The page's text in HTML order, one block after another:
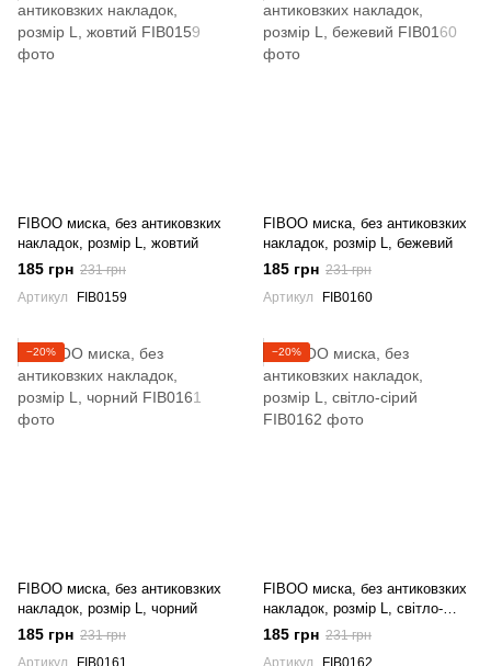
FIBOO миска, без антиковзких
накладок, розмір L, жовтий
185 грн 231 грн
Артикул
FIB0159
FIBOO миска, без антиковзких
накладок, розмір L, бежевий
185 грн 231 грн
Артикул
FIB0160
−20%
FIBOO миска, без антиковзких
накладок, розмір L, чорний
185 грн 231 грн
Артикул
FIB0161
−20%
FIBOO миска, без антиковзких
накладок, розмір L, світло-
сірий
185 грн 231 грн
Артикул
FIB0162